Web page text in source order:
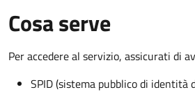
Cosa serve
Per accedere al servizio, assicurati di
SPID (sistema pubblico di identità